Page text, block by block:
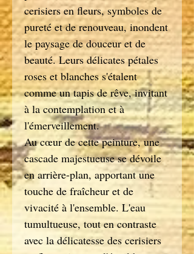
cerisiers en fleurs, symboles de
pureté et de renouveau, inondent
le paysage de douceur et de
beauté. Leurs délicates pétales
roses et blanches s'étalent
comme un tapis de rêve, invitant
à la contemplation et à
l'émerveillement.
Au cœur de cette peinture, une
cascade majestueuse se dévoile
en arrière-plan, apportant une
touche de fraîcheur et de
vivacité à l'ensemble. L'eau
tumultueuse, tout en contraste
avec la délicatesse des cerisiers